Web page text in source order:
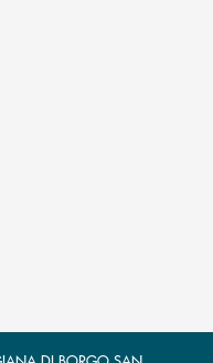
l’app di posta elettronica)
l’app di posta